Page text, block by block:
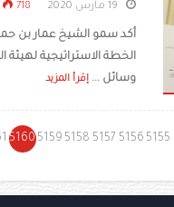
718 مشاهدة
أكد سمو الشيخ عمار بن
الخطة الاستراتيجية
وسائل ... إقرأ المزيد
5155
5156
5157
5158
5159
5160